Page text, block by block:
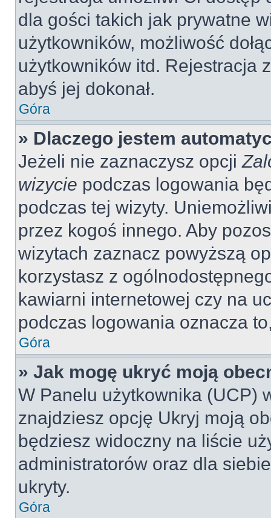
dla gości takich jak prywatne
użytkowników, możliwość
użytkowników itd. Rejestracja
abyś jej dokonał.
Góra
» Dlaczego jestem
Jeżeli nie zaznaczysz opcji
wizycie podczas logowania
podczas tej wizyty.
przez kogoś innego. Aby
wizytach zaznacz powyższą
korzystasz z
kawiarni internetowej czy na
podczas logowania oznacza
Góra
» Jak mogę ukryć moją
W Panelu użytkownika (UCP)
znajdziesz opcję Ukryj moją
będziesz widoczny na liście
administratorów oraz dla
ukryty.
Góra